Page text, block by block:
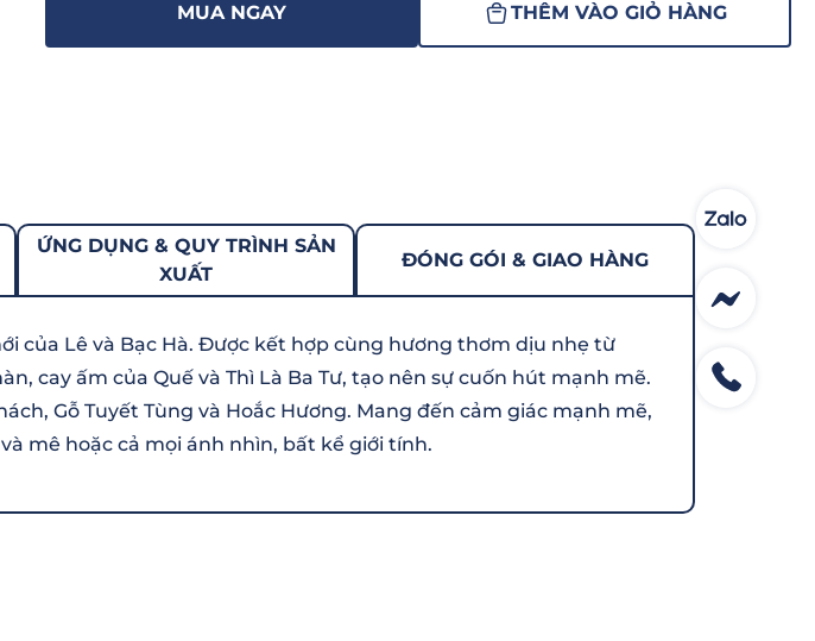
MUA NGAY THÊM VÀO GIỎ HÀNG
ỨNG DỤNG & QUY TRÌNH SẢN
XUẤT
ĐÓNG GÓI & GIAO HÀNG
của Lê và Bạc Hà. Được kết hợp cùng hương thơm dịu nhẹ từ
cay ấm của Quế và Thì Là Ba Tư, tạo nên sự cuốn hút mạnh mẽ.
Gỗ Tuyết Tùng và Hoắc Hương. Mang đến cảm giác mạnh mẽ,
mê hoặc cả mọi ánh nhìn, bất kể giới tính.